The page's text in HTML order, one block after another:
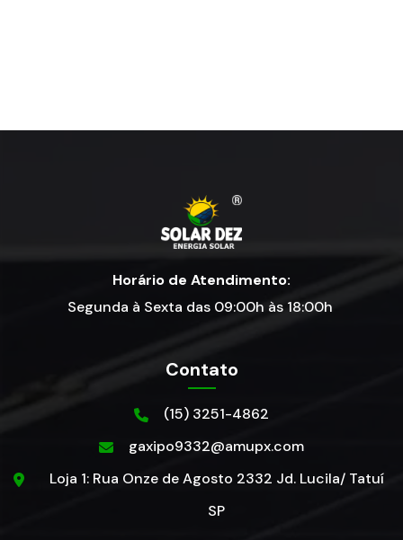
Horário de Atendimento:
Segunda à Sexta das 09:00h às 18:00h
Contato
(15) 3251-4862
gaxipo9332@amupx.com
Loja 1: Rua Onze de Agosto 2332 Jd. Lucila/ Tatuí
SP